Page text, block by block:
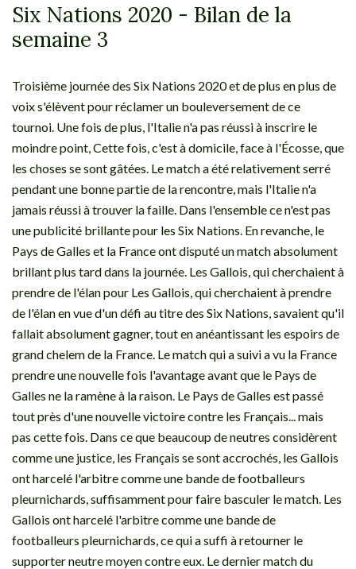
Six Nations 2020 - Bilan de la
semaine 3
Troisième journée des Six Nations 2020 et de plus en plus de
voix s'élèvent pour réclamer un bouleversement de ce
tournoi. Une fois de plus, l'Italie n'a pas réussi à inscrire le
moindre point, Cette fois, c'est à domicile, face à l'Écosse, que
les choses se sont gâtées. Le match a été relativement serré
pendant une bonne partie de la rencontre, mais l'Italie n'a
jamais réussi à trouver la faille. Dans l'ensemble ce n'est pas
une publicité brillante pour les Six Nations. En revanche, le
Pays de Galles et la France ont disputé un match absolument
brillant plus tard dans la journée. Les Gallois, qui cherchaient à
prendre de l'élan pour Les Gallois, qui cherchaient à prendre
de l'élan en vue d'un défi au titre des Six Nations, savaient qu'il
fallait absolument gagner, tout en anéantissant les espoirs de
grand chelem de la France. Le match qui a suivi a vu la France
prendre une nouvelle fois l'avantage avant que le Pays de
Galles ne la ramène à la raison. Le Pays de Galles est passé
tout près d'une nouvelle victoire contre les Français... mais
pas cette fois. Dans ce que beaucoup de neutres considèrent
comme une justice, les Français se sont accrochés, les Gallois
ont harcelé l'arbitre comme une bande de footballeurs
pleurnichards, suffisamment pour faire basculer le match. Les
Gallois ont harcelé l'arbitre comme une bande de
footballeurs pleurnichards, ce qui a suffi à retourner le
supporter neutre moyen contre eux. Le dernier match du